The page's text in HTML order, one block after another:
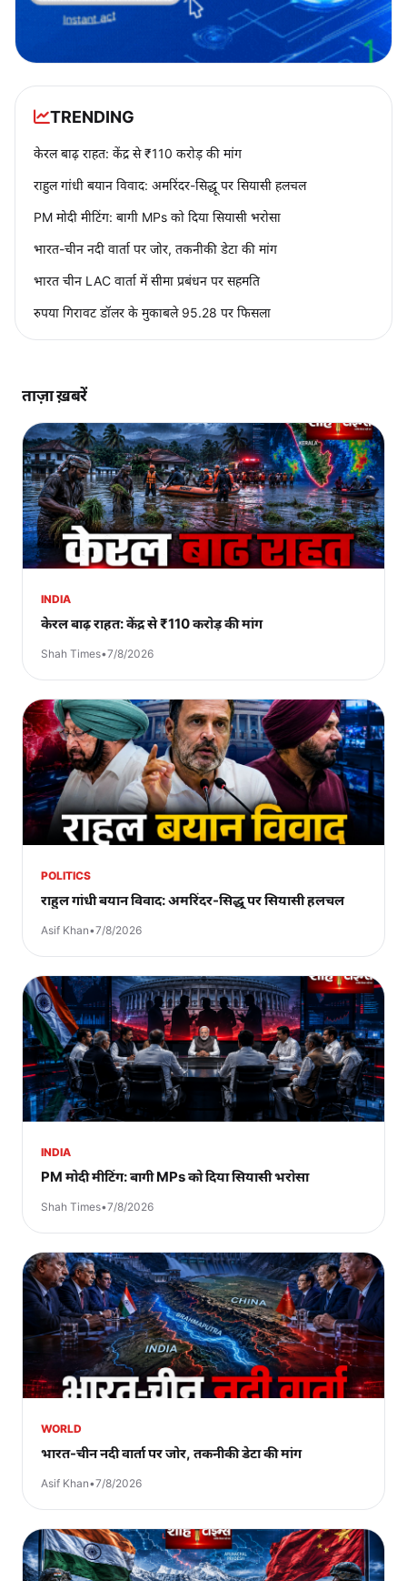
TRENDING
केरल बाढ़ राहत: केंद्र से ₹110 करोड़ की मांग
राहुल गांधी बयान विवाद: अमरिंदर-सिद्धू पर सियासी हलचल
PM मोदी मीटिंग: बागी MPs को दिया सियासी भरोसा
भारत-चीन नदी वार्ता पर जोर, तकनीकी डेटा की मांग
भारत चीन LAC वार्ता में सीमा प्रबंधन पर सहमति
रुपया गिरावट डॉलर के मुकाबले 95.28 पर फिसला
ताज़ा ख़बरें
INDIA
केरल बाढ़ राहत: केंद्र से ₹110 करोड़ की मांग
Shah Times•7/8/2026
POLITICS
राहुल गांधी बयान विवाद: अमरिंदर-सिद्धू पर सियासी हलचल
Asif Khan•7/8/2026
INDIA
PM मोदी मीटिंग: बागी MPs को दिया सियासी भरोसा
Shah Times•7/8/2026
WORLD
भारत-चीन नदी वार्ता पर जोर, तकनीकी डेटा की मांग
Asif Khan•7/8/2026